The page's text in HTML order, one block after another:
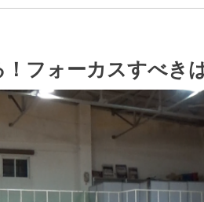
フォーカスすべき